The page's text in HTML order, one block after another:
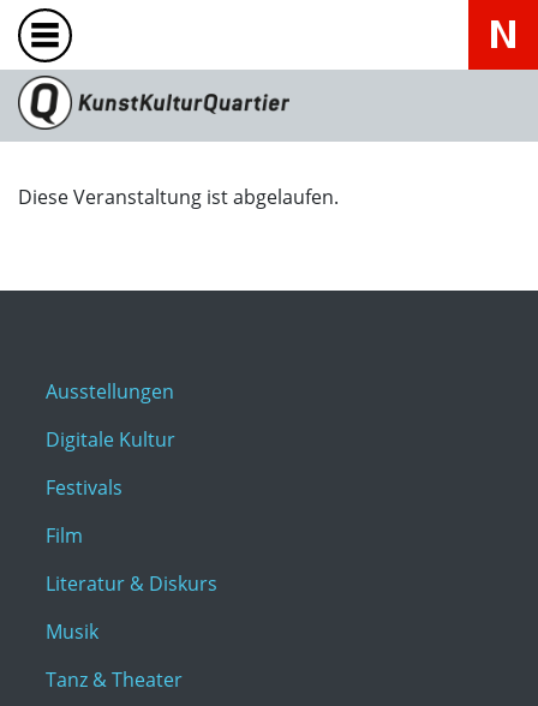
Diese Veranstaltung ist abgelaufen.
Ausstellungen
Digitale Kultur
Festivals
Film
Literatur & Diskurs
Musik
Tanz & Theater